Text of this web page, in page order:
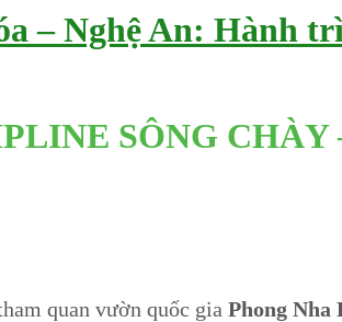
– Nghệ An: Hành
SÔNG
quan vườn quốc gia Phong Nha